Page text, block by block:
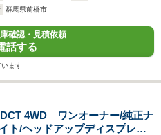
群馬県前橋市
確認・見積依頼
話する
います
4WD ワンオーナー/純正ナ
ト/ヘッドアップディスプレイ/